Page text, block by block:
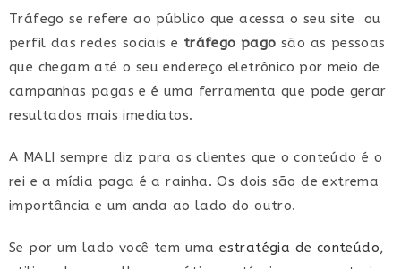
Tráfego se refere ao público que acessa o seu site ou
perfil das redes sociais e tráfego pago são as pessoas
que chegam até o seu endereço eletrônico por meio de
campanhas pagas e é uma ferramenta que pode gerar
resultados mais imediatos.
A MALI sempre diz para os clientes que o conteúdo é o
rei e a mídia paga é a rainha. Os dois são de extrema
importância e um anda ao lado do outro.
Se por um lado você tem umaestratégia de conteúdo,